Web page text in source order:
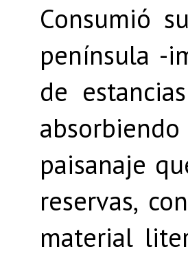
Consumió
península -
de
paisanaje
reservas,
material